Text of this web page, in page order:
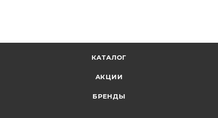
КАТАЛОГ
АКЦИИ
БРЕНДЫ